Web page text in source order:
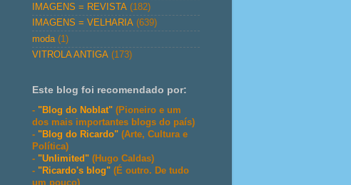
IMAGENS = REVISTA (182)
IMAGENS = VELHARIA (639)
moda (1)
VITROLA ANTIGA (173)
Este blog foi recomendado por:
- "Blog do Noblat" (Pioneiro e um
dos mais importantes blogs do país)
- "Blog do Ricardo" (Arte, Cultura e
Política)
- "Unlimited" (Hugo Caldas)
- "Ricardo's blog" (É outro. De tudo
um pouco)